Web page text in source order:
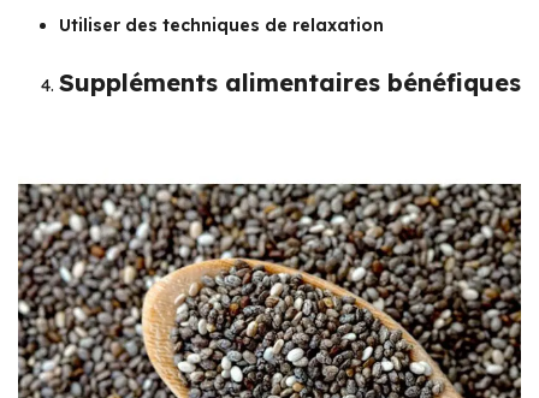
Utiliser des techniques de relaxation
Suppléments alimentaires bénéfiques